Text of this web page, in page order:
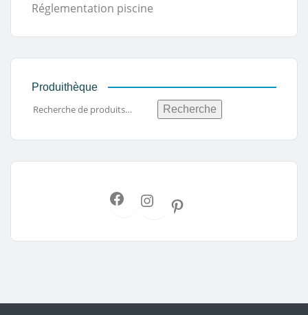
Réglementation piscine
Produithèque
Recherche